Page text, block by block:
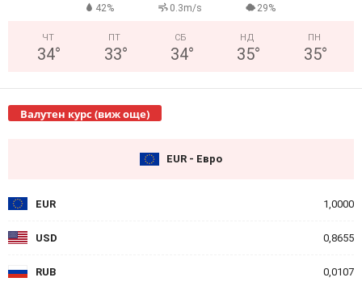
42% 0.3m/s 29%
ЧТ
34°
ПТ
33°
СБ
34°
НД
35°
ПН
35°
Валутен курс (виж още)
EUR - Евро
EUR 1,0000
USD 0,8655
RUB 0,0107